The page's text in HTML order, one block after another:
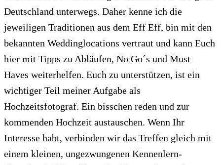
Deutschland unterwegs. Daher kenne ich die
jeweiligen Traditionen aus dem Eff Eff, bin mit den
bekannten Weddinglocations vertraut und kann Euch
hier mit Tipps zu Abläufen, No Go´s und Must
Haves weiterhelfen. Euch zu unterstützen, ist ein
wichtiger Teil meiner Aufgabe als
Hochzeitsfotograf. Ein bisschen reden und zur
kommenden Hochzeit austauschen. Wenn Ihr
Interesse habt, verbinden wir das Treffen gleich mit
einem kleinen, ungezwungenen Kennenlern-